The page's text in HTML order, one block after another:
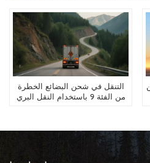
التنقل في شحن البضائع الخطرة
من الفئة 9 باستخدام النقل البري